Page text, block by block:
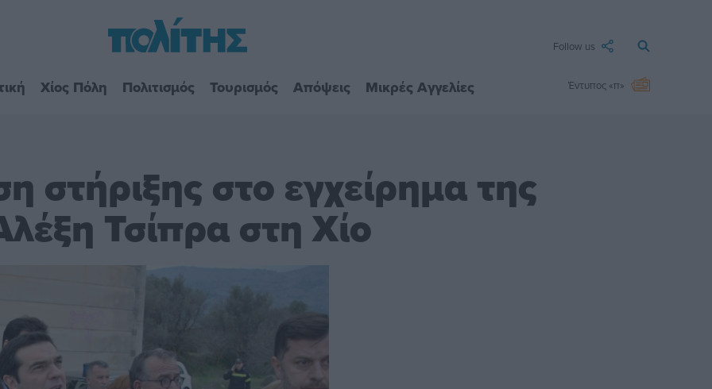
Follow us
Χίος Πόλη Πολιτισμός Τουρισμός Απόψεις Μικρές Αγγελίες Έντυπος «π»
στήριξης στο εγχείρημα της
Τσίπρα στη Χίο